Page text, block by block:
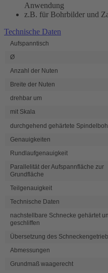
Anwendung
z.B. für Bohrbilder und
Technische Daten
Aufspanntisch
Ø
Anzahl der Nuten
Breite der Nuten
drehbar um
mit Skala
durchgehend gehärtete
Genauigkeiten
Rundlaufgenauigkeit
Parallelität der Aufspannfläche zur
Grundfläche
Teilgenauigkeit
Technische Daten
nachstellbare Schnecke gehärtet
geschliffen
Übersetzung des
Abmessungen
Grundmaß waagerecht